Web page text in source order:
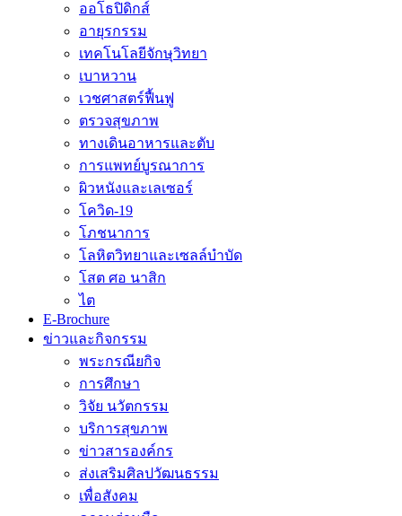
ออโธปิดิกส์
อายุรกรรม
เทคโนโลยีจักษุวิทยา
เบาหวาน
เวชศาสตร์ฟื้นฟู
ตรวจสุขภาพ
ทางเดินอาหารและตับ
การแพทย์บูรณาการ
ผิวหนังและเลเซอร์
โควิด-19
โภชนาการ
โลหิตวิทยาและเซลล์บำบัด
โสต ศอ นาสิก
ไต
E-Brochure
ข่าวและกิจกรรม
พระกรณียกิจ
การศึกษา
วิจัย นวัตกรรม
บริการสุขภาพ
ข่าวสารองค์กร
ส่งเสริมศิลปวัฒนธรรม
เพื่อสังคม